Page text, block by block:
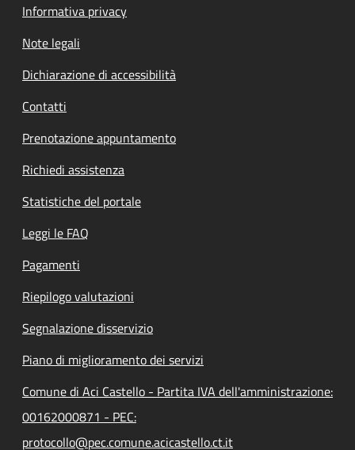
Informativa privacy
Note legali
Dichiarazione di accessibilità
Contatti
Prenotazione appuntamento
Richiedi assistenza
Statistiche del portale
Leggi le FAQ
Pagamenti
Riepilogo valutazioni
Segnalazione disservizio
Piano di miglioramento dei servizi
Comune di Aci Castello - Partita IVA dell'amministrazione:
00162000871 - PEC:
protocollo@pec.comune.acicastello.ct.it